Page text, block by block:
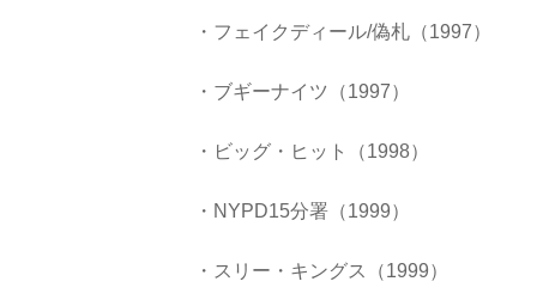
・フェイクディール/偽札（1997）
・ブギーナイツ（1997）
・ビッグ・ヒット（1998）
・NYPD15分署（1999）
・スリー・キングス（1999）